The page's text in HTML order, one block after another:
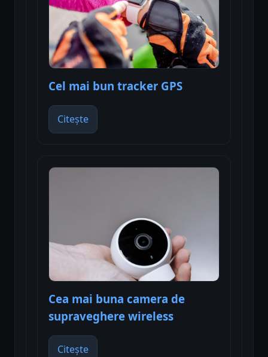
Cel mai bun tracker GPS
Citește
Cea mai buna camera de
supraveghere wireless
Citește